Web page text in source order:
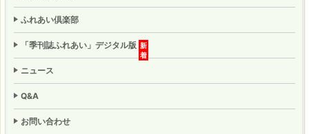
ふれあい倶楽部
「季刊誌ふれあい」 デジタル版
ニュース
Q&A
お問い合わせ